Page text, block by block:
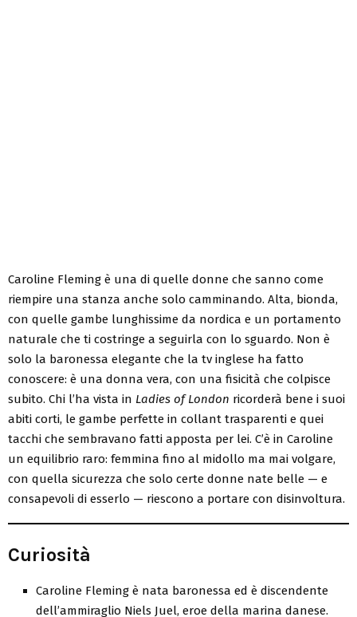
Caroline Fleming è una di quelle donne che sanno come
riempire una stanza anche solo camminando. Alta, bionda,
con quelle gambe lunghissime da nordica e un portamento
naturale che ti costringe a seguirla con lo sguardo. Non è
solo la baronessa elegante che la tv inglese ha fatto
conoscere: è una donna vera, con una fisicità che colpisce
subito. Chi l’ha vista in Ladies of London ricorderà bene i suoi
abiti corti, le gambe perfette in collant trasparenti e quei
tacchi che sembravano fatti apposta per lei. C’è in Caroline
un equilibrio raro: femmina fino al midollo ma mai volgare,
con quella sicurezza che solo certe donne nate belle — e
consapevoli di esserlo — riescono a portare con disinvoltura.
Curiosità
Caroline Fleming è nata baronessa ed è discendente
dell’ammiraglio Niels Juel, eroe della marina danese.